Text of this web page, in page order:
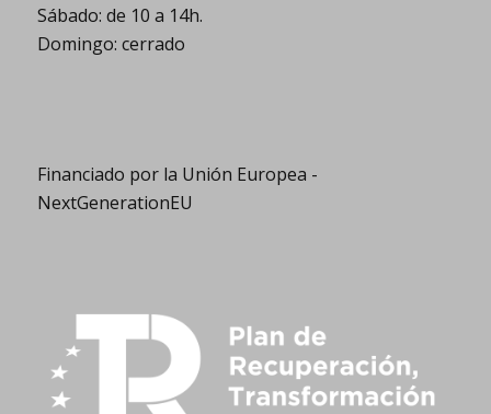
Sábado: de 10 a 14h.
Domingo: cerrado
Financiado por la Unión Europea -
NextGenerationEU